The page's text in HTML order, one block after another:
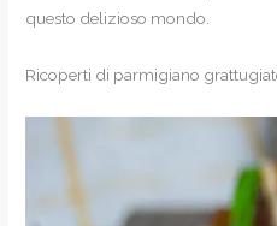
questo delizioso mondo.
Ricoperti di parmigiano